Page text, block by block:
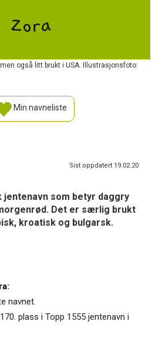
Zora
også litt brukt i USA. Illustrasjonsfoto:
Min navneliste
Sist oppdatert 19.02.20
som betyr daggry
Det er særlig brukt
kroatisk og bulgarsk.
navnet.
plass i Topp 1555 jentenavn i